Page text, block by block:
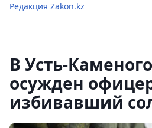
Редакция Zakon.kz
В Усть-
осужден
избивавший